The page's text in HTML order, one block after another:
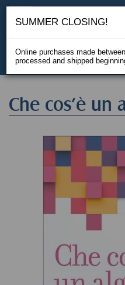
Che cos'è un
SUMMER CLOSING!
Online purchases made
processed and shipped